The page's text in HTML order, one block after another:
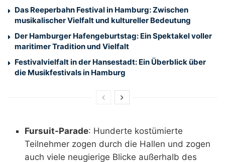
Das Reeperbahn Festival in Hamburg: Zwischen
musikalischer Vielfalt und kultureller Bedeutung
Der Hamburger Hafengeburtstag: Ein Spektakel voller
maritimer Tradition und Vielfalt
Festivalvielfalt in der Hansestadt: Ein Überblick über
die Musikfestivals in Hamburg
Fursuit-Parade: Hunderte kostümierte
Teilnehmer zogen durch die Hallen und zogen
auch viele neugierige Blicke außerhalb des